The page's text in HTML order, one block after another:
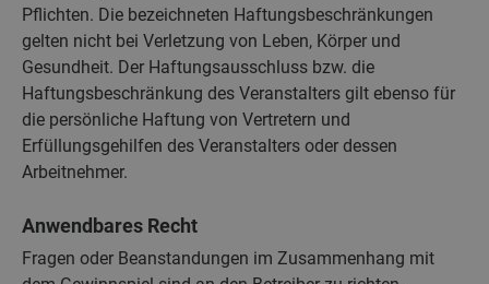
Pflichten. Die bezeichneten Haftungsbeschränkungen
gelten nicht bei Verletzung von Leben, Körper und
Gesundheit. Der Haftungsausschluss bzw. die
Haftungsbeschränkung des Veranstalters gilt ebenso für
die persönliche Haftung von Vertretern und
Erfüllungsgehilfen des Veranstalters oder dessen
Arbeitnehmer.
Anwendbares Recht
Fragen oder Beanstandungen im Zusammenhang mit